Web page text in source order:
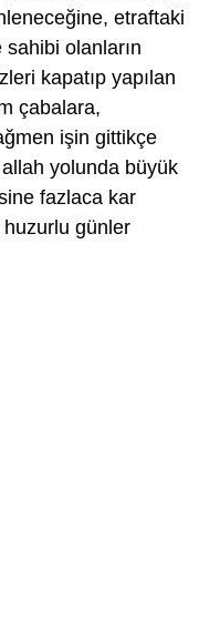
etraftaki
olanların
kapatıp yapılan
çabalara,
işin gittikçe
yolunda büyük
fazlaca kar
günler